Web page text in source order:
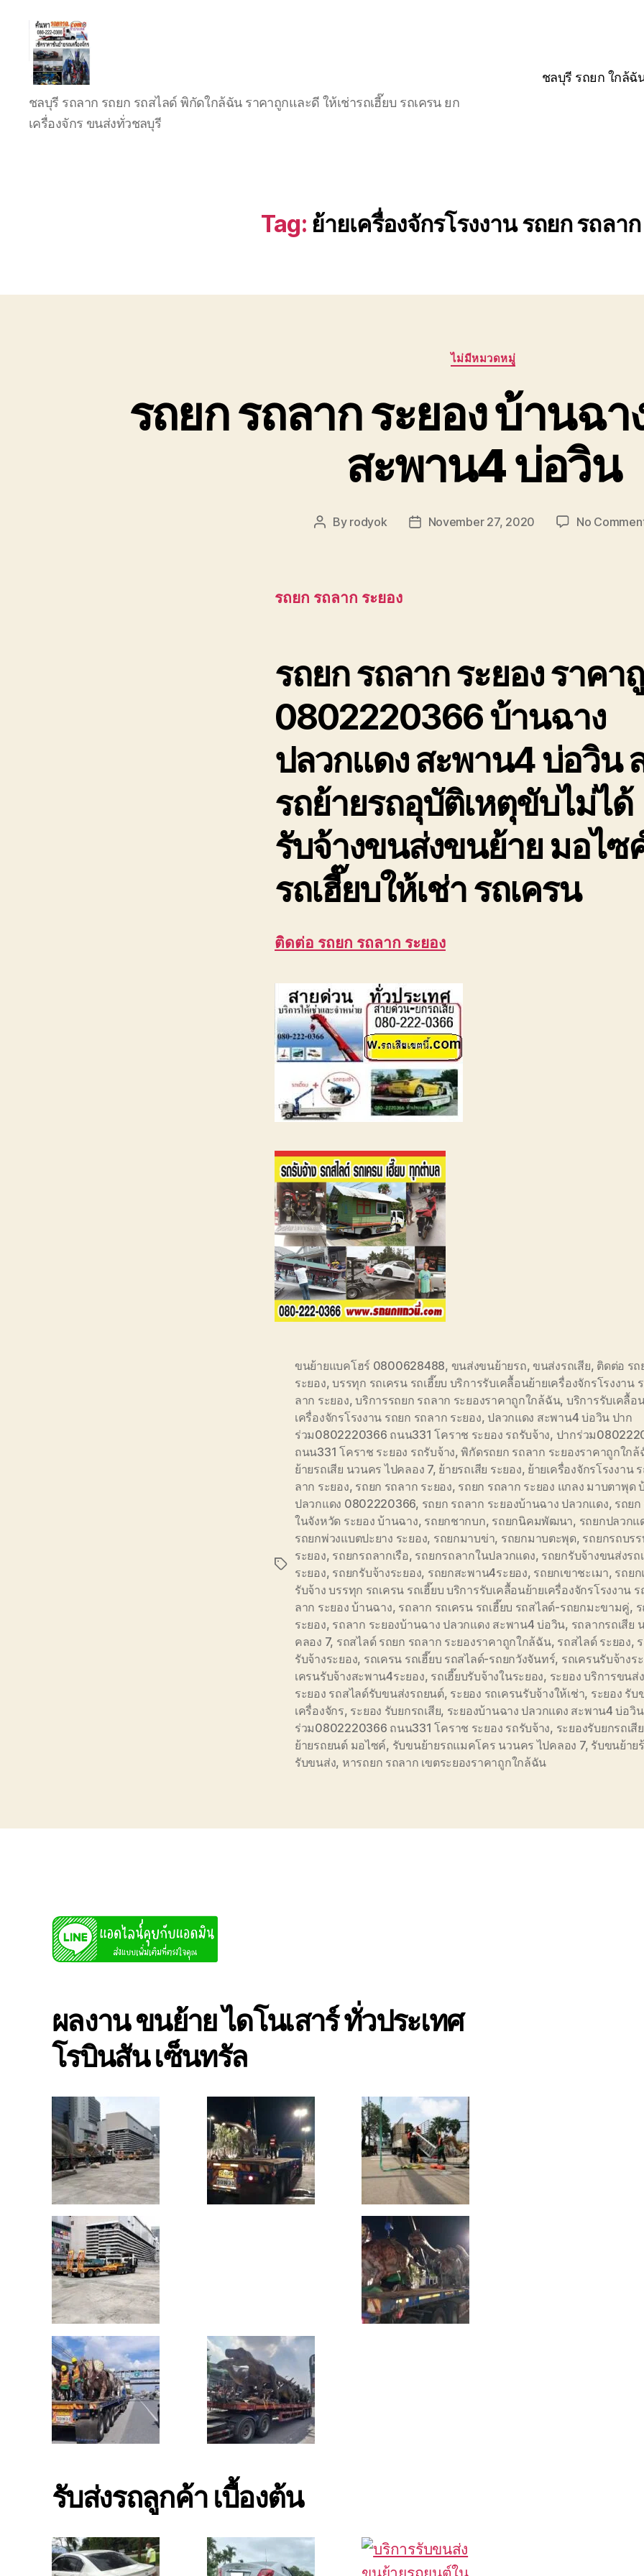
รถยก
รถ
ชลบุรี รถลาก รถยก รถสไลด์ พิกัดใกล้ฉัน ราคาถูกและดี ให้เช่ารถเฮี๊ยบ รถเครน ยก
เครื่องจักร ขนส่งทั่วชลบุรี
ชลบุรี รถยก ใกล้ฉั
Tag: ย้ายเครื่องจักรโรงงาน รถยก รถลา
Categories
ไม่มีหมวดหมู่
รถยก รถลาก ระยอง บ้านฉ
สะพาน4 บ่อวิน
Post
By rodyok
PostNovember 27, 2020 No
รถยก รถลาก ระยอง
รถยก รถลาก ระยอง ราคา
0802220366 บ้านฉาง
ปลวกแดง สะพาน4 บ่อวิน
รถย้ายรถอุบัติเหตุขับไม่ได้
รับจ้างขนส่งขนย้าย มอไซ
รถเฮี๊ยบให้เช่า รถเครน
ติดต่อ รถยก รถลาก ระยอง
Tags
ขนย้ายแบคโฮร์ 0800628488, ขนส่งขนย้ายรถ, ขนส่งรถเสีย, ติดต่อ รถ
ระยอง,บรรทุก รถเครน รถเฮี๊ยบ บริการรับเคลื้อนย้ายเครื่องจักรโรงงาน
ลาก ระยอง,บริการรถยก รถลาก ระยองราคาถูกใกล้ฉัน, บริการรับเคลื้อ
เครื่องจักรโรงงาน รถยก รถลาก ระยอง, ปลวกแดง สะพาน4 บ่อวิน ปาก
ร่วม0802220366 ถนน331 โคราช ระยอง รถรับจ้าง, ปากร่วม
ถนน331 โคราช ระยอง รถรับจ้าง,พิกัดรถยก รถลาก ระยองราคาถูกใก
ย้ายรถเสีย นวนคร ไปคลอง 7, ย้ายรถเสีย ระยอง, ย้ายเครื่องจักรโรงงาน
ลาก ระยอง, รถยก รถลาก ระยอง, รถยก รถลาก ระยอง แกลง มาบตาพุด
ปลวกแดง 0802220366, รถยก รถลาก ระยองบ้านฉาง ปลวกแดง, รถย
ในจังหวัด ระยอง บ้านฉาง, รถยกชากบก, รถยกนิคมพัฒนา, รถยกปลวกแ
รถยกพ่วงแบตปะยาง ระยอง, รถยกมาบข่า, รถยกมาบตะพุด, รถยกรถบร
ระยอง, รถยกรถลากเรือ, รถยกรถลากในปลวกแดง, รถยกรับจ้างขนส่งรถ
ระยอง, รถยกรับจ้างระยอง, รถยกสะพาน4ระยอง, รถยกเขาชะเมา, รถย
รับจ้าง บรรทุก รถเครน รถเฮี๊ยบ บริการรับเคลื้อนย้ายเครื่องจักรโรงงาน ร
ลาก ระยอง บ้านฉาง, รถลาก รถเครน รถเฮี๊ยบ รถสไลด์-รถยกมะขามคู่,
ระยอง, รถลาก ระยองบ้านฉาง ปลวกแดง สะพาน4 บ่อวิน, รถลากรถเสีย
คลอง 7, รถสไลด์ รถยก รถลาก ระยองราคาถูกใกล้ฉัน, รถสไลด์ ระยอง,
รับจ้างระยอง, รถเครน รถเฮี๊ยบ รถสไลด์-รถยกวังจันทร์, รถเครนรับจ้างร
เครนรับจ้างสะพาน4ระยอง, รถเฮี๊ยบรับจ้างในระยอง, ระยอง บริการขนส่
ระยอง รถสไลด์รับขนส่งรถยนต์, ระยอง รถเครนรับจ้างให้เช่า, ระยอง รับ
เครื่องจักร, ระยอง รับยกรถเสีย, ระยองบ้านฉาง ปลวกแดง สะพาน4 บ่อวิ
ร่วม0802220366 ถนน331 โคราช ระยอง รถรับจ้าง, ระยองรับยกรถเสีย
ย้ายรถยนต์ มอไซค์, รับขนย้ายรถแมคโคร นวนคร ไปคลอง 7, รับขนย้าย
รับขนส่ง, หารถยก รถลาก เขตระยองราคาถูกใกล้ฉัน
ผลงาน ขนย้าย ไดโนเสาร์ ทั่วประเทศ
โรบินสัน เซ็นทรัล
รับส่งรถลูกค้า เบื้องต้น